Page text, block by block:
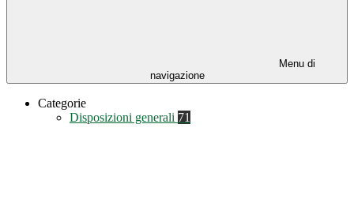
Menu di
navigazione
Categorie
Disposizioni generali 71